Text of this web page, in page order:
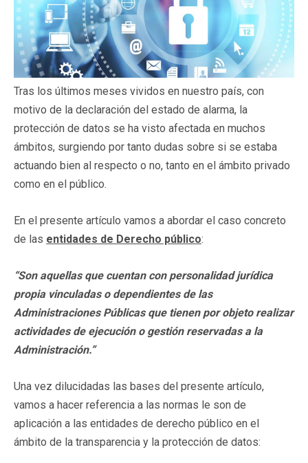
Tras los últimos meses vividos en nuestro país, con
motivo de la declaración del estado de alarma, la
protección de datos se ha visto afectada en muchos
ámbitos, surgiendo por tanto dudas sobre si se estaba
actuando bien al respecto o no, tanto en el ámbito privado
como en el público.
En el presente artículo vamos a abordar el caso concreto
de las entidades de Derecho público:
“Son aquellas que cuentan con personalidad jurídica
propia vinculadas o dependientes de las
Administraciones Públicas que tienen por objeto realizar
actividades de ejecución o gestión reservadas a la
Administración.”
Una vez dilucidadas las bases del presente artículo,
vamos a hacer referencia a las normas le son de
aplicación a las entidades de derecho público en el
ámbito de la transparencia y la protección de datos: